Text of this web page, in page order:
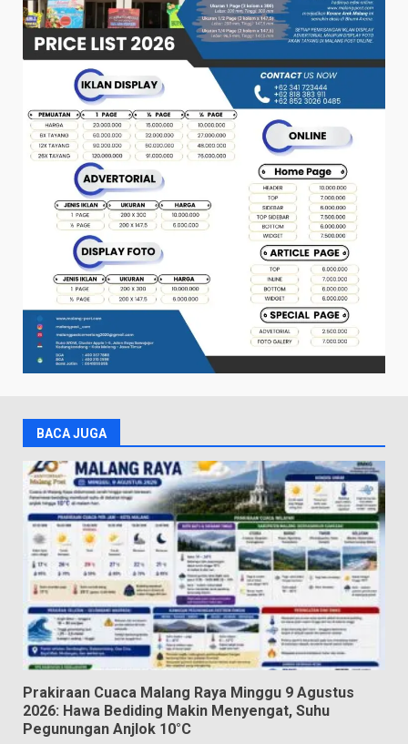
BACA JUGA
Prakiraan Cuaca Malang Raya Minggu 9 Agustus
2026: Hawa Bediding Makin Menyengat, Suhu
Pegunungan Anjlok 10°C